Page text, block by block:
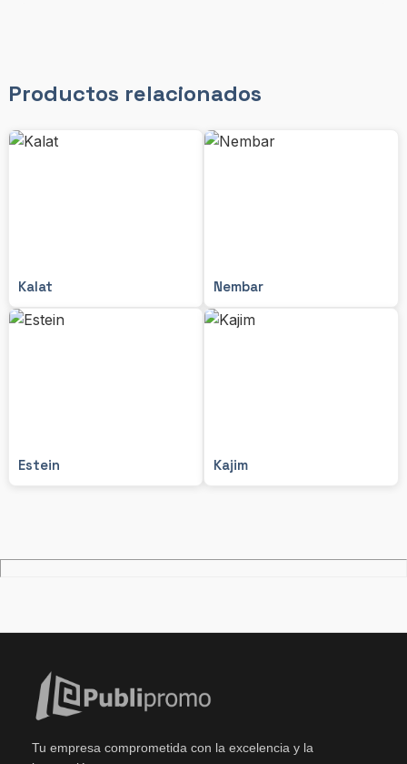
Productos relacionados
Kalat Nembar
Estein Kajim
Tu empresa comprometida con la excelencia y la